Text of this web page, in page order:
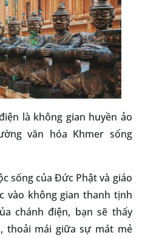
là không gian huyền ảo
văn hóa Khmer sống
sống của Đức Phật và giáo
vào không gian thanh tịnh
chánh điện, bạn sẽ thấy
thoải mái giữa sự mát mẻ